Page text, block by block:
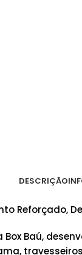
DESCRIÇÃO
Reforçado,
Baú,